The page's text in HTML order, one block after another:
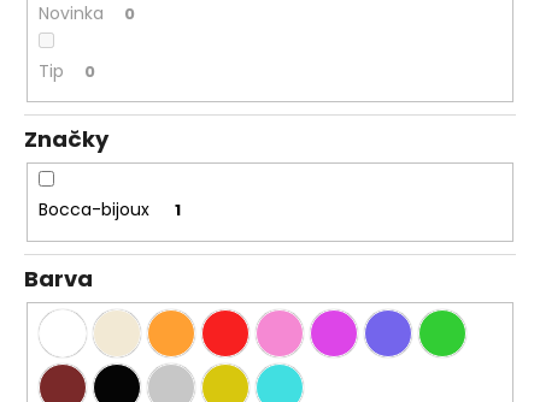
Novinka 0
Tip 0
Značky
Bocca-bijoux 1
Barva
u
m
e